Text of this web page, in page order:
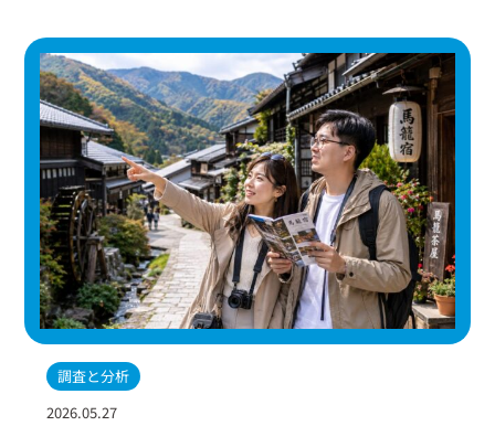
調査と分析
2026.05.27